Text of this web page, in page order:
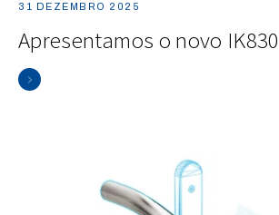
31 DEZEMBRO 2025
Apresentamos o novo